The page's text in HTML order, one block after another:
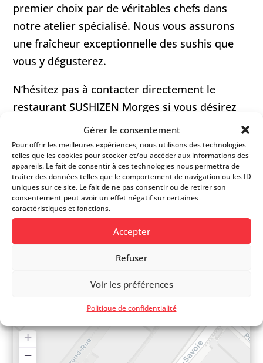
Gérer le consentement
Pour offrir les meilleures expériences, nous utilisons des technologies
telles que les cookies pour stocker et/ou accéder aux informations des
appareils. Le fait de consentir à ces technologies nous permettra de
traiter des données telles que le comportement de navigation ou les ID
uniques sur ce site. Le fait de ne pas consentir ou de retirer son
consentement peut avoir un effet négatif sur certaines
caractéristiques et fonctions.
Accepter
Refuser
Voir les préférences
Politique de confidentialité
premier choix par de véritables chefs dans
notre atelier spécialisé. Nous vous assurons
une fraîcheur exceptionnelle des sushis que
vous y dégusterez.
N’hésitez pas à contacter directement le
restaurant SUSHIZEN Morges si vous désirez
réserver des sushis pour un pick-up dans la
journée.
FICHE D’INFOS
+
−